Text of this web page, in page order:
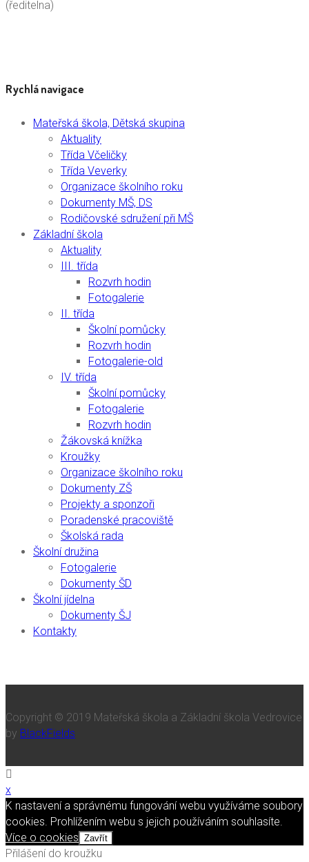
(ředitelna)
Rychlá navigace
Mateřská škola, Dětská skupina
Aktuality
Třída Včeličky
Třída Veverky
Organizace školního roku
Dokumenty MŠ, DS
Rodičovské sdružení při MŠ
Základní škola
Aktuality
III. třída
Rozvrh hodin
Fotogalerie
II. třída
Školní pomůcky
Rozvrh hodin
Fotogalerie-old
IV. třída
Školní pomůcky
Fotogalerie
Rozvrh hodin
Žákovská knížka
Kroužky
Organizace školního roku
Dokumenty ZŠ
Projekty a sponzoři
Poradenské pracoviště
Školská rada
Školní družina
Fotogalerie
Dokumenty ŠD
Školní jídelna
Dokumenty ŠJ
Kontakty
Copyright © 2019 Mateřská škola a Základní škola Vedrovice
by BlackFields
x
K nastavení a správnému fungování webu využíváme soubory
cookies. Prohlížením webu s jejich používáním souhlasíte.
Více o cookies Zavřít
Přilášení do kroužku